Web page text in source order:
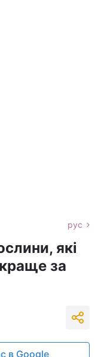
рус
які
за
в Google